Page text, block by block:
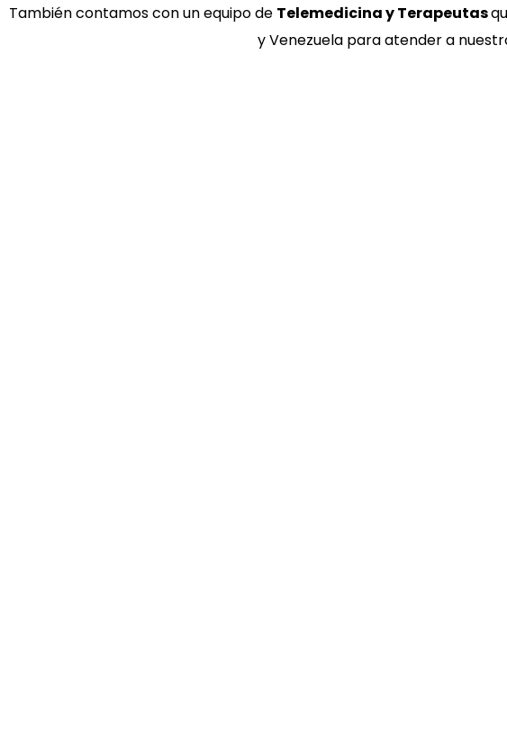
También contamos con un equipo de Telemedicina y Terapeutas
y Venezuela para atender a